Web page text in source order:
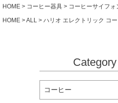
HOME
コーヒー器具 コーヒーサイフォ
HOME
ALL ハリオ エレクトリック コ
Category
コーヒー